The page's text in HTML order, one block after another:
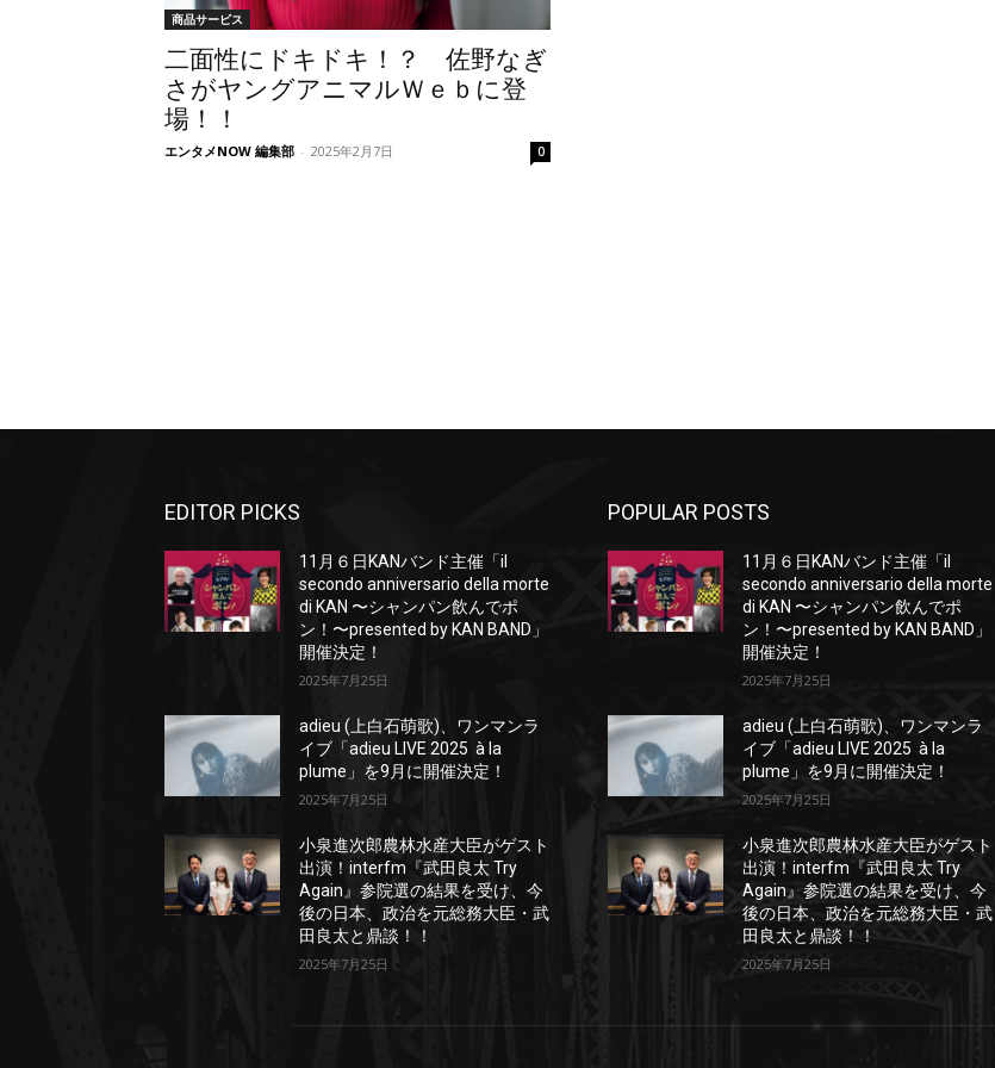
商品サービス
二面性にドキドキ！？ 佐野なぎ
さがヤングアニマルＷｅｂに登
場！！
エンタメNOW 編集部 - 2025年2月7日 0
EDITOR PICKS
11月６日KANバンド主催「il
secondo anniversario della morte
di KAN 〜シャンパン飲んでポ
ン！〜presented by KAN BAND」
開催決定！
2025年7月25日
adieu (上白石萌歌)、ワンマンラ
イブ「adieu LIVE 2025 à la
plume」を9月に開催決定！
2025年7月25日
小泉進次郎農林水産大臣がゲスト
出演！interfm『武田良太 Try
Again』参院選の結果を受け、今
後の日本、政治を元総務大臣・武
田良太と鼎談！！
2025年7月25日
POPULAR POSTS
11月６日KANバンド主催「il
secondo anniversario della morte
di KAN 〜シャンパン飲んでポ
ン！〜presented by KAN BAND」
開催決定！
2025年7月25日
adieu (上白石萌歌)、ワンマンラ
イブ「adieu LIVE 2025 à la
plume」を9月に開催決定！
2025年7月25日
小泉進次郎農林水産大臣がゲスト
出演！interfm『武田良太 Try
Again』参院選の結果を受け、今
後の日本、政治を元総務大臣・武
田良太と鼎談！！
2025年7月25日